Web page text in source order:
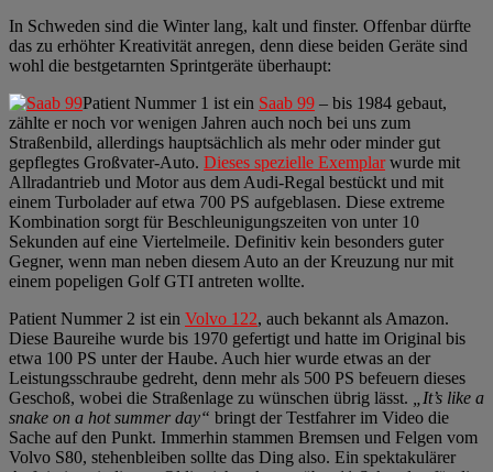
In Schweden sind die Winter lang, kalt und finster. Offenbar dürfte
das zu erhöhter Kreativität anregen, denn diese beiden Geräte sind
wohl die bestgetarnten Sprintgeräte überhaupt:
Patient Nummer 1 ist ein Saab 99 – bis 1984 gebaut,
zählte er noch vor wenigen Jahren auch noch bei uns zum
Straßenbild, allerdings hauptsächlich als mehr oder minder gut
gepflegtes Großvater-Auto. Dieses spezielle Exemplar wurde mit
Allradantrieb und Motor aus dem Audi-Regal bestückt und mit
einem Turbolader auf etwa 700 PS aufgeblasen. Diese extreme
Kombination sorgt für Beschleunigungszeiten von unter 10
Sekunden auf eine Viertelmeile. Definitiv kein besonders guter
Gegner, wenn man neben diesem Auto an der Kreuzung nur mit
einem popeligen Golf GTI antreten wollte.
Patient Nummer 2 ist ein Volvo 122, auch bekannt als Amazon.
Diese Baureihe wurde bis 1970 gefertigt und hatte im Original bis
etwa 100 PS unter der Haube. Auch hier wurde etwas an der
Leistungsschraube gedreht, denn mehr als 500 PS befeuern dieses
Geschoß, wobei die Straßenlage zu wünschen übrig lässt.
„It’s like a
snake on a hot summer day“ bringt der Testfahrer im Video die
Sache auf den Punkt. Immerhin stammen Bremsen und Felgen vom
Volvo S80, stehenbleiben sollte das Ding also. Ein spektakulärer